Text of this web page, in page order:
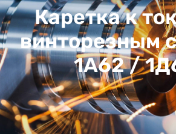
Каретка к
винторезным
1А62 /